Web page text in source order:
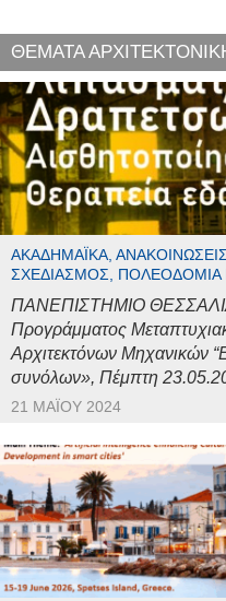
ΘΕΜΑΤΑ
ΑΚΑΔΗΜΑΪΚΆ,
ΣΧΕΔΙΑΣΜΌΣ, ΠΟΛΕΟΔΟΜΊΑ
ΠΑΝΕΠΙΣΤΗΜΙΟ
Προγράμματος
Αρχιτεκτόνων Μηχανικών
συνόλων», Πέμπτη
21 ΜΑΪ́ΟΥ 2024